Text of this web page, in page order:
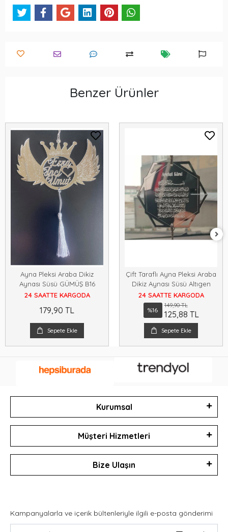
Benzer Ürünler
Ayna Pleksi Araba Dikiz
Aynası Süsü GÜMÜŞ B16
24 SAATTE KARGODA
179,90 TL
Sepete Ekle
Çift Taraflı Ayna Pleksi Araba
Dikiz Aynası Süsü Altıgen
24 SAATTE KARGODA
%16
149,90 TL
125,88 TL
Sepete Ekle
Kurumsal
Müşteri Hizmetleri
Bize Ulaşın
Kampanyalarla ve içerik bültenleriyle ilgili e-posta gönderimi